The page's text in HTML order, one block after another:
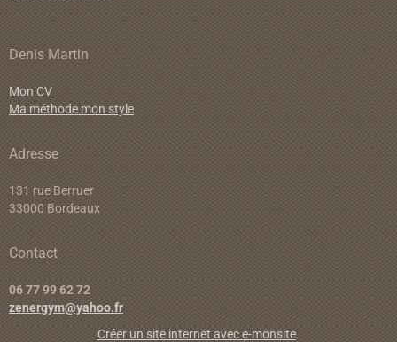
Denis Martin
Mon CV
Ma méthode mon style
Adresse
131 rue Berruer
33000 Bordeaux
Contact
06 77 99 62 72
zenergym@yahoo.fr
Créer un site internet avec e-monsite